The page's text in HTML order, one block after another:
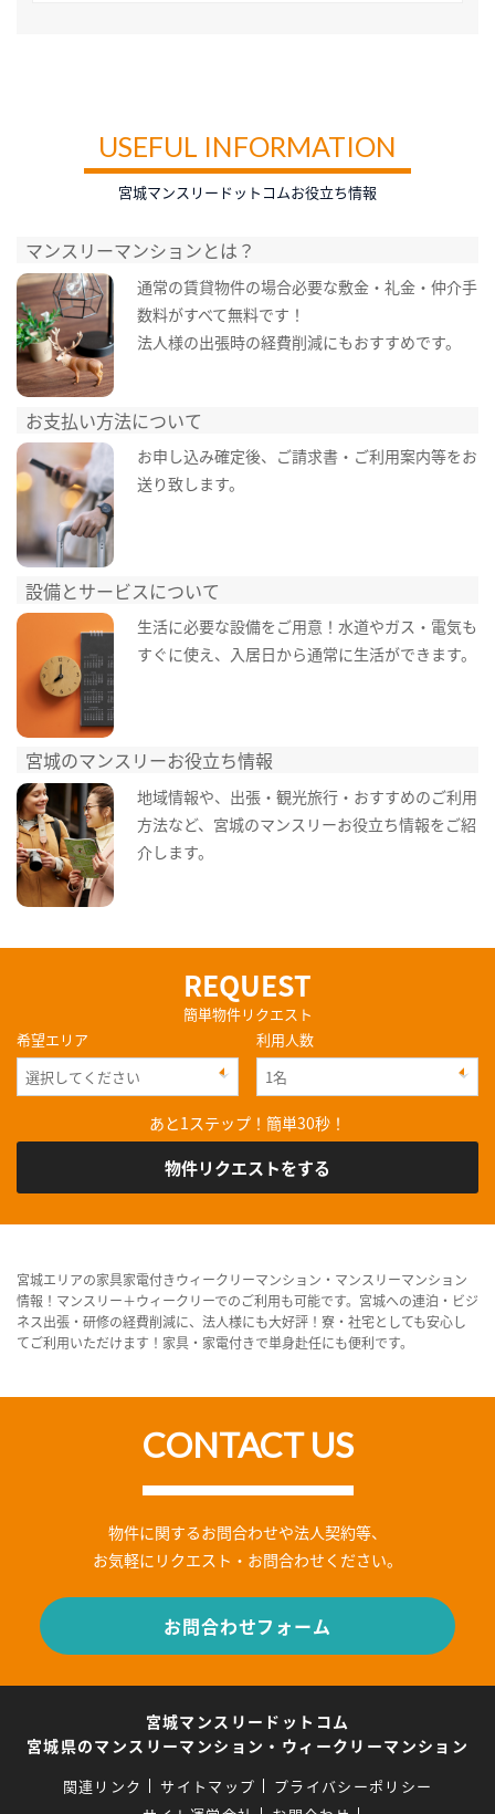
USEFUL INFORMATION
宮城マンスリードットコムお役立ち情報
マンスリーマンションとは？
通常の賃貸物件の場合必要な敷金・礼金・仲介手
数料がすべて無料です！
法人様の出張時の経費削減にもおすすめです。
お支払い方法について
お申し込み確定後、ご請求書・ご利用案内等をお
送り致します。
設備とサービスについて
生活に必要な設備をご用意！水道やガス・電気も
すぐに使え、入居日から通常に生活ができます。
宮城のマンスリーお役立ち情報
地域情報や、出張・観光旅行・おすすめのご利用
方法など、宮城のマンスリーお役立ち情報をご紹
介します。
REQUEST
簡単物件リクエスト
希望エリア
利用人数
あと1ステップ！簡単30秒！
物件リクエストをする
宮城エリアの家具家電付きウィークリーマンション・マンスリーマンション
情報！マンスリー＋ウィークリーでのご利用も可能です。宮城への連泊・ビジ
ネス出張・研修の経費削減に、法人様にも大好評！寮・社宅としても安心し
てご利用いただけます！家具・家電付きで単身赴任にも便利です。
CONTACT US
物件に関するお問合わせや法人契約等、
お気軽にリクエスト・お問合わせください。
お問合わせフォーム
宮城マンスリードットコム
宮城県のマンスリーマンション・ウィークリーマンション
関連リンク サイトマップ
プライバシーポリシー